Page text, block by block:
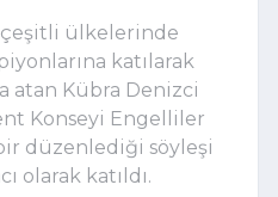
ülkelerinde
katılarak
atan Kübra Denizci
Konseyi Engelliler
düzenlediği söyleşi
olarak katıldı.